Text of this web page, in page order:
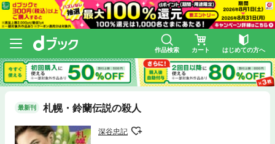
作品検索 カート はじめての方へ
最新刊 札幌・鈴蘭伝説の殺人
深谷忠記